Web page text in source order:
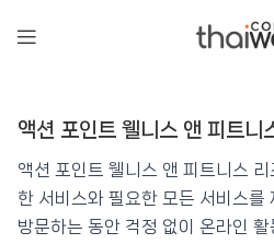
액션 포인트 웰니스 앤 피
📍 푸켓★★★★ ⭐ 8.7
💰 최저가 확인 · 예약하기
액션 포인트 웰니스 앤 피트니
액션 포인트 웰니스 앤 피트니스
한 서비스와 필요한 모든 서비스를
방문하는 동안 걱정 없이 온라인